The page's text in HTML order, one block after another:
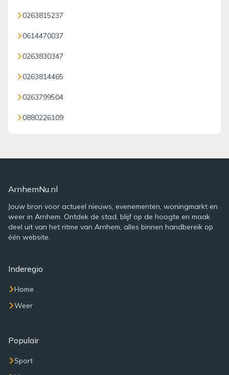
0263815237
0614470037
0263830347
0263814465
0263799504
0880226109
ArnhemNu.nl
Jouw bron voor actueel nieuws, evenementen, woningmarkt en
weer in Arnhem. Ontdek de stad, blijf op de hoogte en maak
deel uit van het ritme van Arnhem, alles binnen handbereik op
één website.
Inderegio
Home
Weer
Populair
Sport